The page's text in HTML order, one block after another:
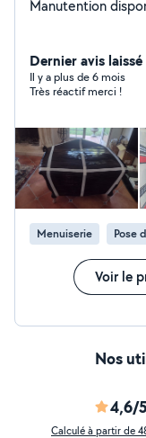
Manutention
Dernier avis
Il y a plus de 6 mois
Très réactif merci !
Menuiserie Pose
Voir le
Nos
4,6/5
Calculé à partir de